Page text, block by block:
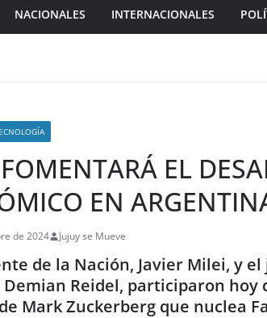
NACIONALES INTERNACIONALES
EL
EN
de 2024 Jujuy se Mueve
de la Nación, Javier Milei, y
Demian Reidel, participaron hoy
Mark Zuckerberg que nuclea